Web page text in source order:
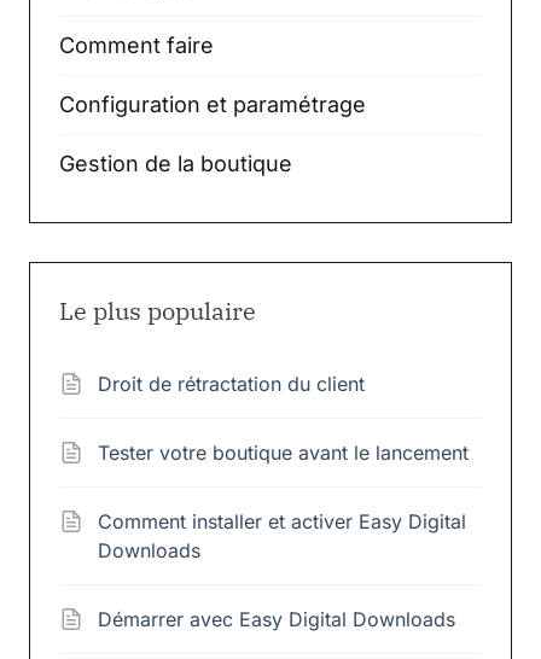
Comment faire
Configuration et paramétrage
Gestion de la boutique
Le plus populaire
Droit de rétractation du client
Tester votre boutique avant le lancement
Comment installer et activer Easy Digital
Downloads
Démarrer avec Easy Digital Downloads